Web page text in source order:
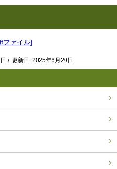
ファイル]
/ 更新日: 2025年6月20日